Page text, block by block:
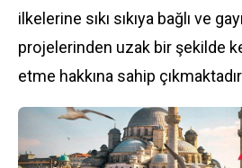
ilkelerine sıkı sıkıya bağlı ve
projelerinden uzak bir şekilde
etme hakkına sahip